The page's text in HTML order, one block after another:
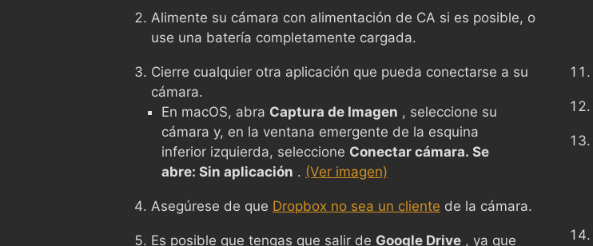
Alimente su cámara con alimentación de CA si es posible, o
use una batería completamente cargada.
Cierre cualquier otra aplicación que pueda conectarse a su
cámara.
En macOS, abra Captura de Imagen , seleccione su
cámara y, en la ventana emergente de la esquina
inferior izquierda, seleccione Conectar cámara. Se
abre: Sin aplicación . (Ver imagen)
Asegúrese de que Dropbox no sea un cliente de la cámara.
Es posible que tengas que salir de Google Drive , ya que